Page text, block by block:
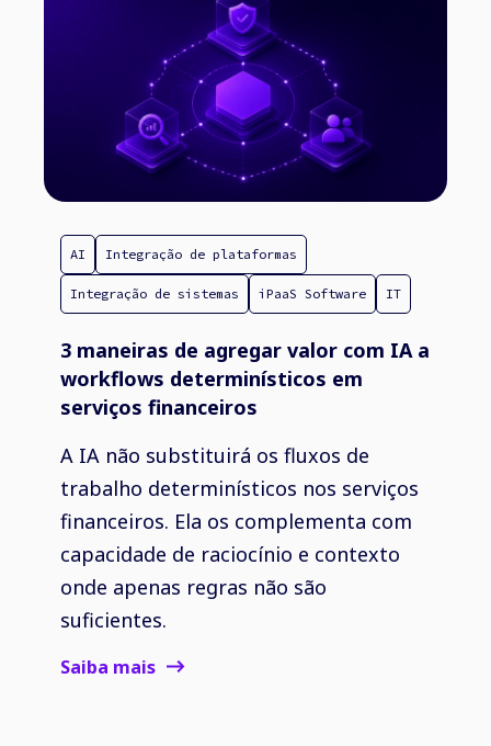
AI Integração de plataformas
Integração de sistemas iPaaS Software IT
3 maneiras de agregar valor com IA a
workflows determinísticos em
serviços financeiros
A IA não substituirá os fluxos de
trabalho determinísticos nos serviços
financeiros. Ela os complementa com
capacidade de raciocínio e contexto
onde apenas regras não são
suficientes.
Saiba mais